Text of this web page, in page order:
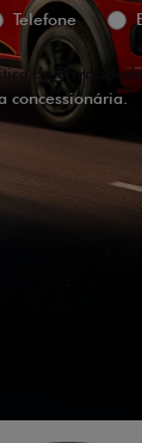
Telefone
de
concessionária.